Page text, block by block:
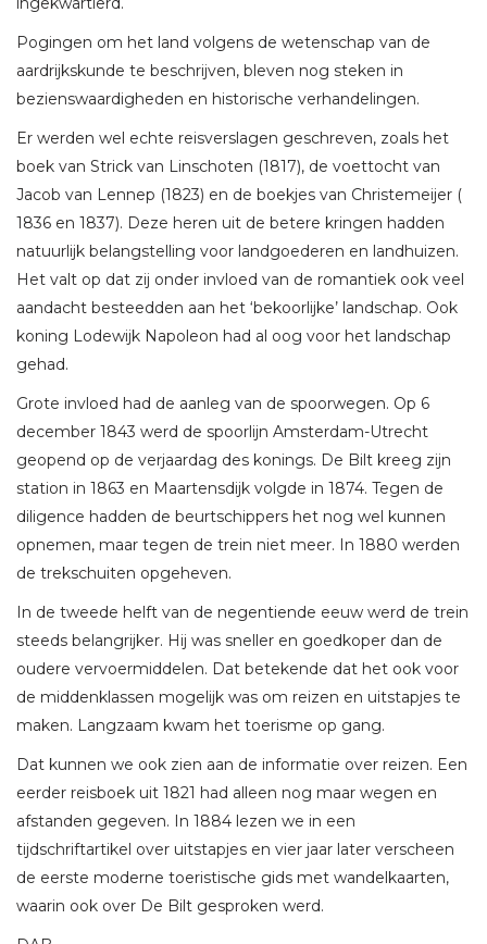
Pogingen om het land volgens de wetenschap van de
aardrijkskunde te beschrijven, bleven nog steken in
bezienswaardigheden en historische verhandelingen.
Er werden wel echte reisverslagen geschreven, zoals het
boek van Strick van Linschoten (1817), de voettocht van
Jacob van Lennep (1823) en de boekjes van Christemeijer (
1836 en 1837). Deze heren uit de betere kringen hadden
natuurlijk belangstelling voor landgoederen en landhuizen.
Het valt op dat zij onder invloed van de romantiek ook veel
aandacht besteedden aan het ‘bekoorlijke’ landschap. Ook
koning Lodewijk Napoleon had al oog voor het landschap
gehad.
Grote invloed had de aanleg van de spoorwegen. Op 6
december 1843 werd de spoorlijn Amsterdam-Utrecht
geopend op de verjaardag des konings. De Bilt kreeg zijn
station in 1863 en Maartensdijk volgde in 1874. Tegen de
diligence hadden de beurtschippers het nog wel kunnen
opnemen, maar tegen de trein niet meer. In 1880 werden
de trekschuiten opgeheven.
In de tweede helft van de negentiende eeuw werd de trein
steeds belangrijker. Hij was sneller en goedkoper dan de
oudere vervoermiddelen. Dat betekende dat het ook voor
de middenklassen mogelijk was om reizen en uitstapjes te
maken. Langzaam kwam het toerisme op gang.
Dat kunnen we ook zien aan de informatie over reizen. Een
eerder reisboek uit 1821 had alleen nog maar wegen en
afstanden gegeven. In 1884 lezen we in een
tijdschriftartikel over uitstapjes en vier jaar later verscheen
de eerste moderne toeristische gids met wandelkaarten,
waarin ook over De Bilt gesproken werd.